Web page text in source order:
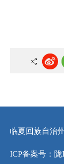
临夏回族自治
ICP备案号：陇